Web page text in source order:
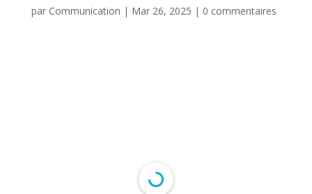
par Communication | Mar 26, 2025 | 0 commentaires